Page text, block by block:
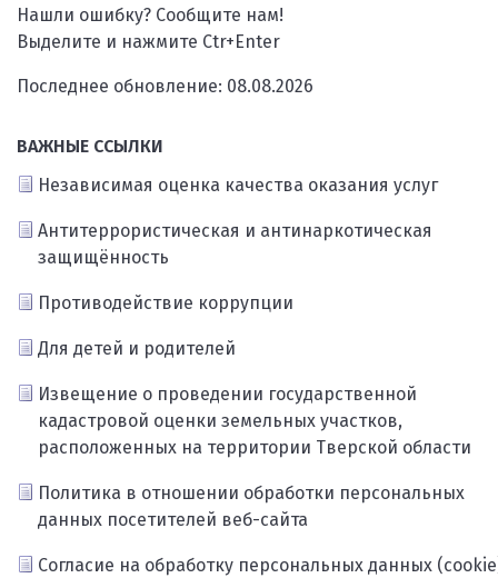
Нашли ошибку? Сообщите нам!
Выделите и нажмите Ctr+Enter
Последнее обновление: 08.08.2026
ВАЖНЫЕ ССЫЛКИ
Независимая оценка качества оказания услуг
Антитеррористическая и антинаркотическая
защищённость
Противодействие коррупции
Для детей и родителей
Извещение о проведении государственной
кадастровой оценки земельных участков,
расположенных на территории Тверской области
Политика в отношении обработки персональных
данных посетителей веб-сайта
Согласие на обработку персональных данных